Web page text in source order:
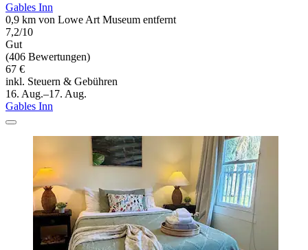
Gables Inn
0,9 km von Lowe Art Museum entfernt
7,2/10
Gut
(406 Bewertungen)
67 €
inkl. Steuern & Gebühren
16. Aug.–17. Aug.
Gables Inn